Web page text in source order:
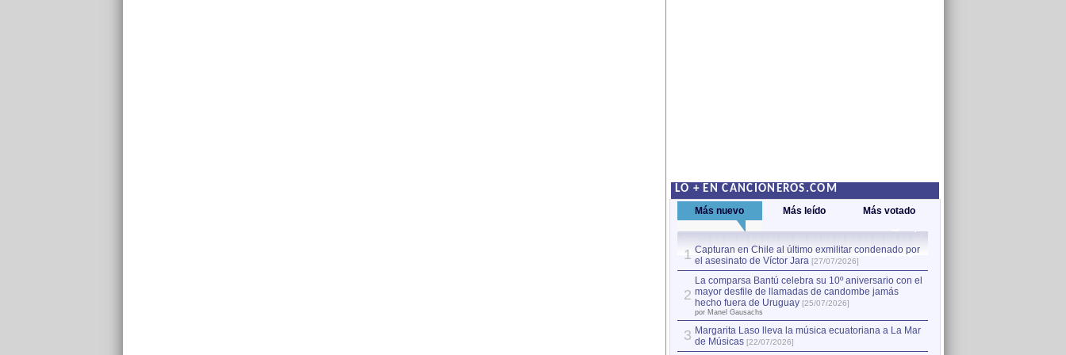
LO + EN CANCIONEROS.COM
Más nuevo Más leído Más votado
1 Capturan en Chile al último exmilitar condenado por
el asesinato de Víctor Jara [27/07/2026]
2
La comparsa Bantú celebra su 10º aniversario con el
mayor desfile de llamadas de candombe jamás
hecho fuera de Uruguay [25/07/2026]
por Manel Gausachs
3 Margarita Laso lleva la música ecuatoriana a La Mar
de Músicas [22/07/2026]